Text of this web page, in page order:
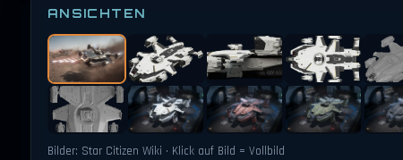
ANSICHTEN
Bilder: Star Citizen Wiki · Klick auf Bild = Vollbild